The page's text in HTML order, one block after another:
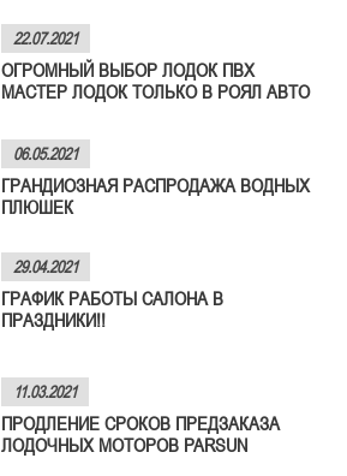
22.07.2021
ОГРОМНЫЙ ВЫБОР ЛОДОК ПВХ
МАСТЕР ЛОДОК ТОЛЬКО В РОЯЛ АВТО
06.05.2021
ГРАНДИОЗНАЯ РАСПРОДАЖА ВОДНЫХ
ПЛЮШЕК
29.04.2021
ГРАФИК РАБОТЫ САЛОНА В
ПРАЗДНИКИ!!
11.03.2021
ПРОДЛЕНИЕ СРОКОВ ПРЕДЗАКАЗА
ЛОДОЧНЫХ МОТОРОВ PARSUN